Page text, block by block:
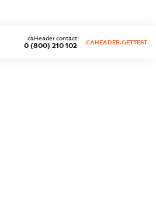
0 (800) 210 102
caHeader.contact
CAHEADER.GETTEST